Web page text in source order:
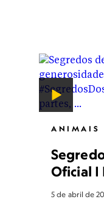
ANIMAIS
Oficial |
5 de abril de